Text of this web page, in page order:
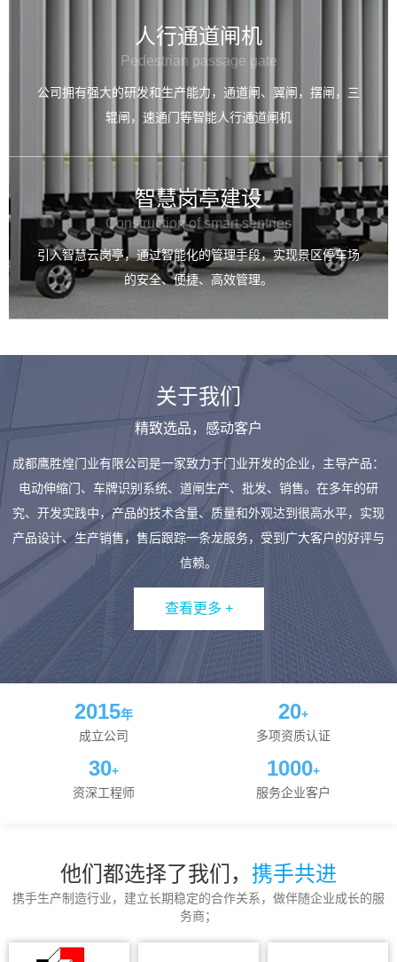
人行通道闸机
Pedestrian passage gate
公司拥有强大的研发和生产能力，通道闸、翼闸，摆闸，三
辊闸，速通门等智能人行通道闸机
智慧岗亭建设
Construction of smart sentries
引入智慧云岗亭，通过智能化的管理手段，实现景区停车场
的安全、便捷、高效管理。
关于我们
精致选品，感动客户
成都鹰胜煌门业有限公司是一家致力于门业开发的企业，主导产品：
电动伸缩门、车牌识别系统、道闸生产、批发、销售。在多年的研
究、开发实践中，产品的技术含量、质量和外观达到很高水平，实现
产品设计、生产销售，售后跟踪一条龙服务，受到广大客户的好评与
信赖。
查看更多 +
2015年
成立公司
20+
多项资质认证
30+
资深工程师
1000+
服务企业客户
他们都选择了我们， 携手共进
携手生产制造行业，建立长期稳定的合作关系，做伴随企业成长的服
务商；